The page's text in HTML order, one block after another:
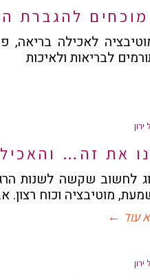
לאכילה בריאה,
לבריאות ולאיכות
ירון
את זה…
לחשוב שקשה לשנות
מוטיבציה וכוח רצון.
עוד ←
ירון